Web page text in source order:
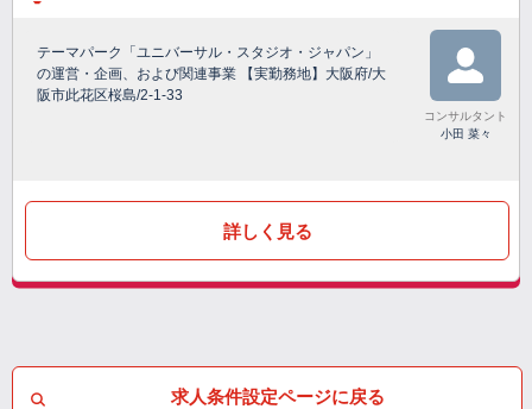
テーマパーク「ユニバーサル・スタジオ・ジャパン」
の運営・企画、および関連事業 【実勤務地】大阪府/大
阪市此花区桜島/2-1-33
コンサルタント
小田 菜々
詳しく見る
求人条件設定ページに戻る